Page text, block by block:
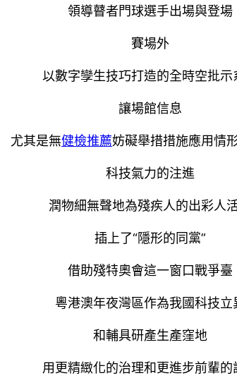
領導瞽者門球選手出場與登場
賽場外
以數字孿生技巧打造的全時空批示
讓場館信息
尤其是無健檢推薦妨礙舉措措施應用情
科技氣力的注進
潤物細無聲地為殘疾人的出彩人
插上了“隱形的同黨”
借助殘特奧會這一窗口戰爭臺
粵港澳年夜灣區作為我國科技立
和輔具研產生產窪地
用更精緻化的治理和更進步前輩的